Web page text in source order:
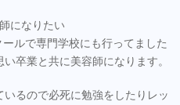
になりたい
ルで専門学校にも行ってました
卒業と共に美容師になります。
るので必死に勉強をしたりレッ